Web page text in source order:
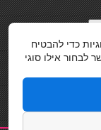
כדי להבטיח
אילו סוגי